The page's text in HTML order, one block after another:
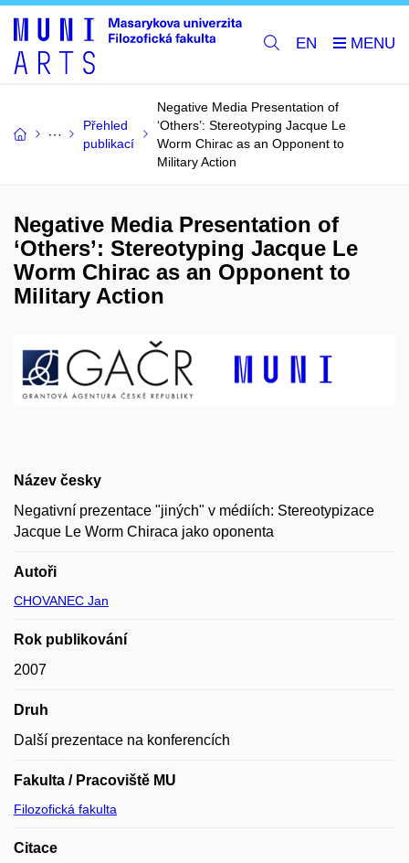
EN
Přehled
publikací
Negative Media Presentation of
‘Others’: Stereotyping Jacque Le
Worm Chirac as an Opponent to
Military Action
Negative Media Presentation of
‘Others’: Stereotyping Jacque Le
Worm Chirac as an Opponent to
Military Action
Název česky
Negativní prezentace "jiných" v médiích: Stereotypizace
Jacque Le Worm Chiraca jako oponenta
Autoři
CHOVANEC Jan
Rok publikování
2007
Druh
Další prezentace na konferencích
Fakulta / Pracoviště MU
Filozofická fakulta
Citace